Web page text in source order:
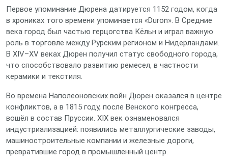
Первое упоминание Дюрена датируется 1152 годом, когда
в хрониках того времени упоминается «Duron». В Средние
века город был частью герцогства Кёльн и играл важную
роль в торговле между Рурским регионом и Нидерландами.
В XIV–XV веках Дюрен получил статус свободного города,
что способствовало развитию ремесел, в частности
керамики и текстиля.
Во времена Наполеоновских войн Дюрен оказался в центре
конфликтов, а в 1815 году, после Венского конгресса,
вошёл в состав Пруссии. XIX век ознаменовался
индустриализацией: появились металлургические заводы,
машиностроительные компании и железные дороги,
превратившие город в промышленный центр.